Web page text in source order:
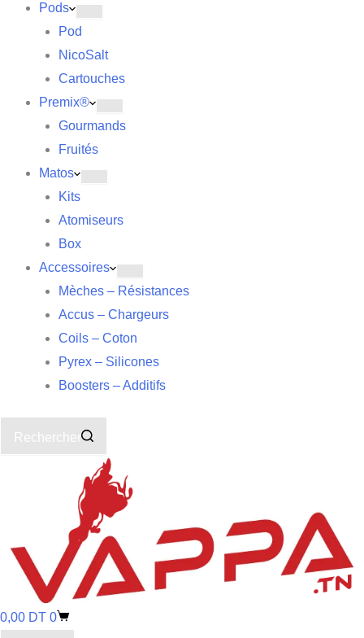
Pods
Pod
NicoSalt
Cartouches
Premix®
Gourmands
Fruités
Matos
Kits
Atomiseurs
Box
Accessoires
Mèches – Résistances
Accus – Chargeurs
Coils – Coton
Pyrex – Silicones
Boosters – Additifs
Rechercher
0,00 DT 0